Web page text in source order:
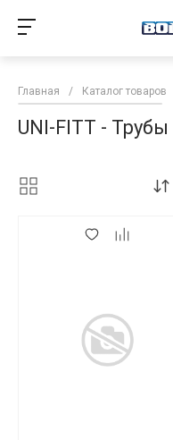
Главная / Каталог товаров
UNI-FITT -